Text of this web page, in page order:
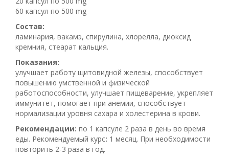
60 капсул по 500 mg
Состав:
ламинария, вакамэ, спирулина, хлорелла, диоксид
кремния, стеарат кальция.
Показания:
улучшает работу щитовидной железы, способствует
повышению умственной и физической
работоспособности, улучшает пищеварение, укрепляет
иммунитет, помогает при анемии, способствует
нормализации уровня сахара и холестерина в крови.
Рекомендации: по 1 капсуле 2 раза в день во время
еды. Рекомендуемый курс: 1 месяц. При необходимости
повторить 2-3 раза в год.